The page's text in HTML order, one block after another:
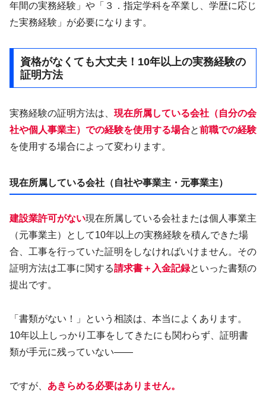
年間の実務経験」や「３．指定学科を卒業し、学歴に応じ
た実務経験」が必要になります。
資格がなくても大丈夫！10年以上の実務経験の
証明方法
実務経験の証明方法は、 現在所属している会社（自分の会
社や個人事業主）での経験を使用する場合と前職での経験
を使用する場合によって変わります。
現在所属している会社（自社や事業主・元事業主）
建設業許可がない現在所属している会社または個人事業主
（元事業主）として10年以上の実務経験を積んできた場
合、工事を行っていた証明をしなければいけません。その
証明方法は工事に関する請求書＋入金記録といった書類の
提出です。
「書類がない！」という相談は、本当によくあります。
10年以上しっかり工事をしてきたにも関わらず、証明書
類が手元に残っていない――
ですが、 あきらめる必要はありません。